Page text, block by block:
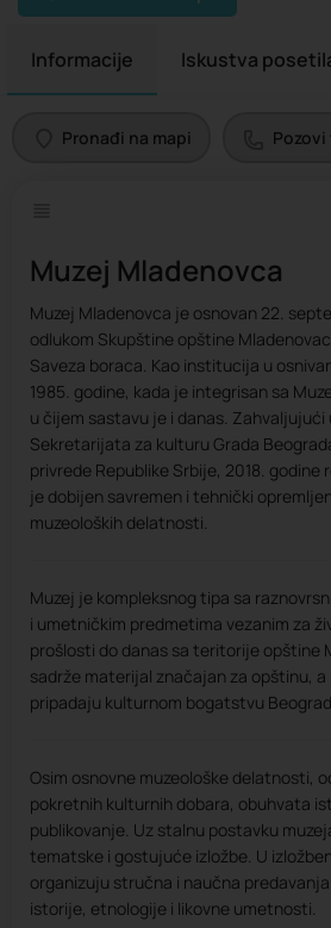
Informacije Iskustva
Pronađi na mapi
Muzej Mladenovca
Muzej Mladenovca je osnovan 22.
odlukom Skupštine opštine
Saveza boraca. Kao institucija u
1985. godine, kada je integrisan sa
u čijem sastavu je i danas. Zahvaljujući
Sekretarijata za kulturu Grada
privrede Republike Srbije, 2018.
je dobijen savremen i tehnički
muzeoloških delatnosti.
Muzej je kompleksnog tipa sa
i umetničkim predmetima vezanim za
prošlosti do danas sa teritorije opštine
sadrže materijal značajan za opštinu,
pripadaju kulturnom bogatstvu
Osim osnovne muzeološke delatnosti,
pokretnih kulturnih dobara, obuhvata
publikovanje. Uz stalnu postavku
tematske i gostujuće izložbe. U
organizuju stručna i naučna
istorije, etnologije i likovne umetnosti.